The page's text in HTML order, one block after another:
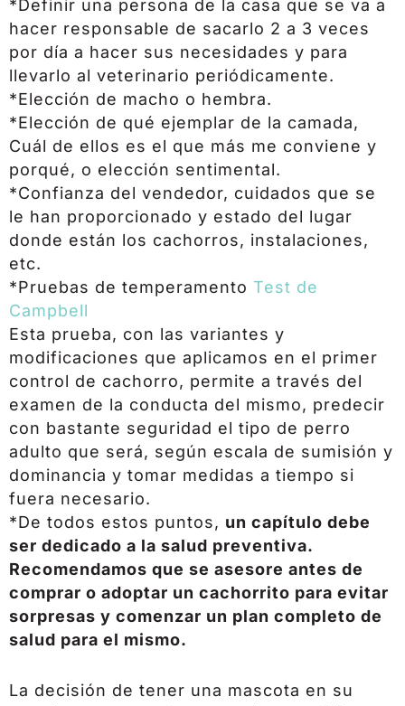
*Definir una persona de la casa que se va a
hacer responsable de sacarlo 2 a 3 veces
por día a hacer sus necesidades y para
llevarlo al veterinario periódicamente.
*Elección de macho o hembra.
*Elección de qué ejemplar de la camada,
Cuál de ellos es el que más me conviene y
porqué, o elección sentimental.
*Confianza del vendedor, cuidados que se
le han proporcionado y estado del lugar
donde están los cachorros, instalaciones,
etc.
*Pruebas de temperamento Test de
Campbell
Esta prueba, con las variantes y
modificaciones que aplicamos en el primer
control de cachorro, permite a través del
examen de la conducta del mismo, predecir
con bastante seguridad el tipo de perro
adulto que será, según escala de sumisión y
dominancia y tomar medidas a tiempo si
fuera necesario.
*De todos estos puntos, un capítulo debe
ser dedicado a la salud preventiva.
Recomendamos que se asesore antes de
comprar o adoptar un cachorrito para evitar
sorpresas y comenzar un plan completo de
salud para el mismo.
La decisión de tener una mascota en su